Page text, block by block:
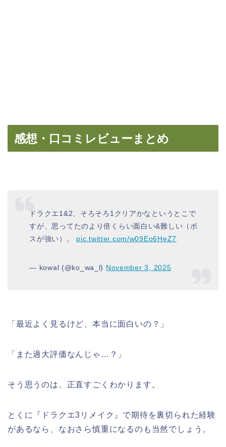
感想・口コミレビューまとめ
ドラクエ1&2、そろそろ1クリアかなというとこで
すが、思ってたのより倍くらい面白い&難しい（ボ
スが強い）。 pic.twitter.com/w09Eo6HeZ7
— kowal (@ko_wa_l) November 3, 2025
「最近よく見るけど、本当に面白いの？」
「また過大評価なんじゃ…？」
そう思うのは、正直すごくわかります。
とくに『ドラクエ3リメイク』で期待を裏切られた経験
があるなら、なおさら慎重になるのも当然でしょう。